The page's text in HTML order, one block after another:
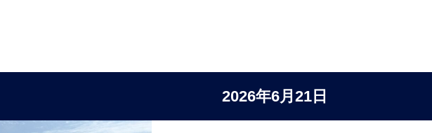
2026年6月21日